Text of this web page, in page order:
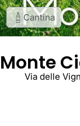
Cantina
Monte
Via delle